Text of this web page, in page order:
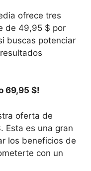
ofrece tres
de 49,95 $ por
buscas potenciar
69,95 $!
oferta de
Esta es una gran
los beneficios de
con un